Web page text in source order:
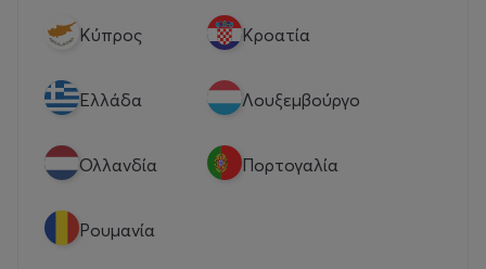
Κύπρος Κροατία
Eλλάδα Λουξεμβούργο
Ολλανδία Πορτογαλία
Ρουμανία